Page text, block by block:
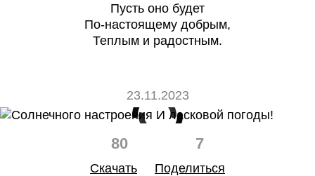
Пусть оно будет
По-настоящему добрым,
Теплым и радостным.
23.11.2023
80 7
Скачать
Поделиться